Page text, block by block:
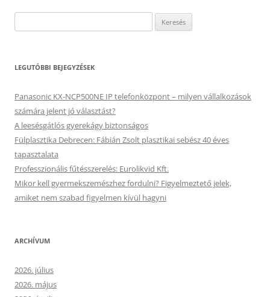
LEGUTÓBBI BEJEGYZÉSEK
Panasonic KX-NCP500NE IP telefonközpont – milyen vállalkozások
számára jelent jó választást?
A leesésgátlós gyerekágy biztonságos
Fülplasztika Debrecen: Fábián Zsolt plasztikai sebész 40 éves
tapasztalata
Professzionális fűtésszerelés: Eurolikvid Kft.
Mikor kell gyermekszemészhez fordulni? Figyelmeztető jelek,
amiket nem szabad figyelmen kívül hagyni
ARCHÍVUM
2026. július
2026. május